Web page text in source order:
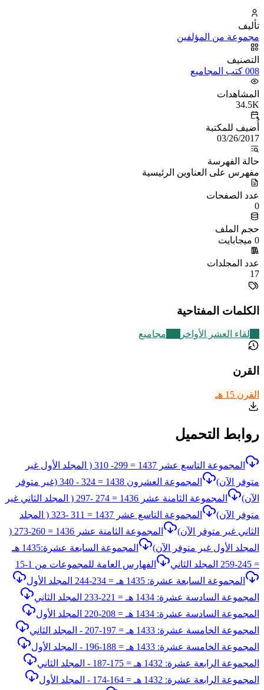
تأليف
مجموعة من المؤلفين
التصنيف
008 كتب المجاميع
المشاهدات
34.5K
أُضيف للمكتبة
03/26/2017
حالة الفهرسة
مفهرس على العناوين الرئيسية
عدد الصفحات
0
حجم الملف
0 ميجابايت
عدد المجلدات
17
الكلمات المفتاحية
لقاء العشر الأواخر مجاميع
القرن
القرن 15 هـ
روابط التحميل
المجموعة التاسع عشر 1437 = 299- 310 ( المجلد الأول غير
متوفر الآن)
المجموعة العشرون 1438 = 324 - 340 (غير متوفر
الآن)
المجموعة الثامنة عشر 1436 = 274 -297 ( المجلد الثاني غير
متوفر الآن)
المجموعة التاسع عشر 1437 = 311 -323 ( المجلد
الثاني غير متوفر الآن)
المجموعة الثامنة عشر 1436 = 260-273 (
المجلد الأول غير متوفر الآن)
المجموعة السابعة عشرة:1435 هـ
= 245-259 المجلد الثاني
الفهارس العامة للمجموعات من 1-15
المجموعة السابعة عشرة: 1435 هـ = 234-244 المجلد الأول
المجموعة السادسة عشرة: 1434 هـ = 221-233 المجلد الثاني
المجموعة السادسة عشرة: 1434 هـ = 208-220 المجلد الأول
المجموعة الخامسة عشرة: 1433 هـ = 197-207 - المجلد الثاني
المجموعة الخامسة عشرة: 1433 هـ = 188-196 - المجلد الأول
المجموعة الرابعة عشرة: 1432 هـ = 175-187 - المجلد الثاني
المجموعة الرابعة عشرة: 1432 هـ = 164-174 - المجلد الأول